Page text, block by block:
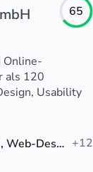
65
Online-
als 120
Usability
Suchmaschinenoptimierung (SEO), Web-Design, Webentwicklung +12